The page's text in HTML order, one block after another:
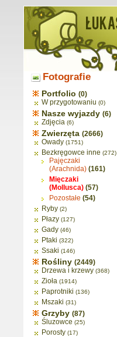
Fotografie
Portfolio (0)
W przygotowaniu (0)
Nasze wyjazdy (6)
Zdjęcia (6)
Zwierzęta (2666)
Owady (1751)
Bezkręgowce inne (272)
Pajęczaki
(Arachnida) (161)
Mięczaki
(Mollusca) (57)
Pozostałe (54)
Ryby (2)
Płazy (127)
Gady (46)
Ptaki (322)
Ssaki (146)
Rośliny (2449)
Drzewa i krzewy (368)
Zioła (1914)
Paprotniki (136)
Mszaki (31)
Grzyby (87)
Śluzowce (25)
Porosty (17)